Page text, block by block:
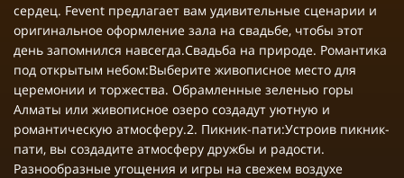
сердец. Fevent предлагает вам удивительные сценарии и
оригинальное оформление зала на свадьбе, чтобы этот
день запомнился навсегда.Свадьба на природе. Романтика
под открытым небом:Выберите живописное место для
церемонии и торжества. Обрамленные зеленью горы
Алматы или живописное озеро создадут уютную и
романтическую атмосферу.2. Пикник-пати:Устроив пикник-
пати, вы создадите атмосферу дружбы и радости.
Разнообразные угощения и игры на свежем воздухе